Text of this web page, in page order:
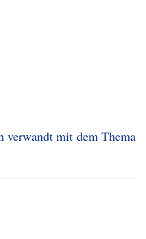
verwandt mit dem Thema